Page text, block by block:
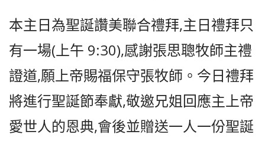
本主日為聖誕讚美聯合禮拜,主日禮拜只
有一場(上午 9:30),感謝張思聰牧師主禮
證道,願上帝賜福保守張牧師。今日禮拜
將進行聖誕節奉獻,敬邀兄姐回應主上帝
愛世人的恩典,會後並贈送一人一份聖誕